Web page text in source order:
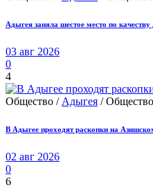
Адыгея заняла шестое место по
03 авг 2026
0
4
Общество / Адыгея / Общество
В Адыгее проходят раскопки на
02 авг 2026
0
6